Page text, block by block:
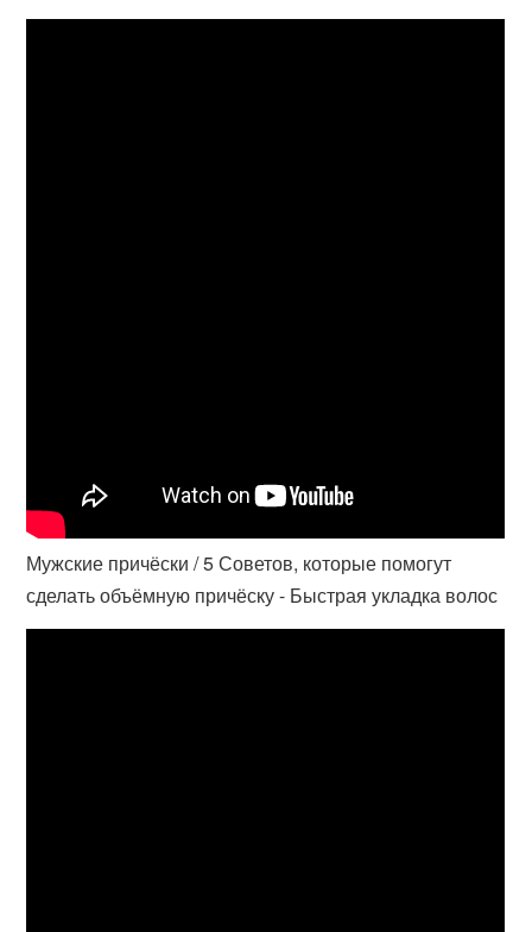
Мужские причёски / 5 Советов, которые помогут
сделать объёмную причёску - Быстрая укладка волос